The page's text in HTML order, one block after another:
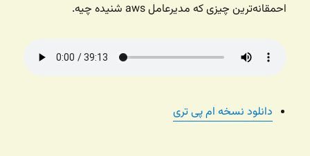
احمقانه‌ترین چیزی که مدیرعامل aws شنیده چیه.
دانلود نسخه ام پی تری